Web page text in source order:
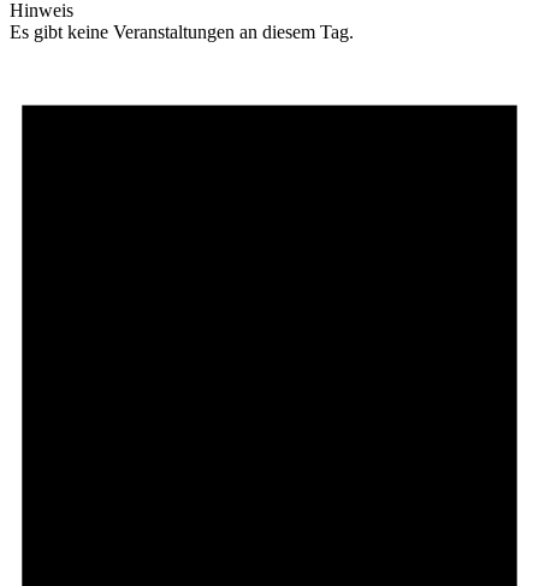
Hinweis
Es gibt keine Veranstaltungen an diesem Tag.